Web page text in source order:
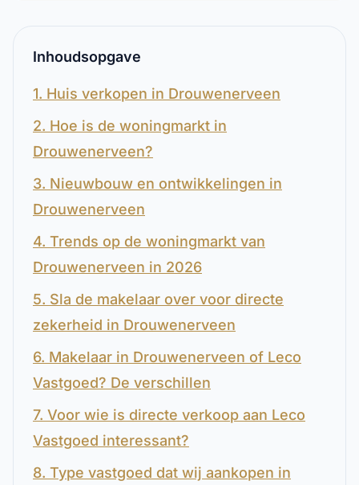
Inhoudsopgave
1. Huis verkopen in Drouwenerveen
2. Hoe is de woningmarkt in
Drouwenerveen?
3. Nieuwbouw en ontwikkelingen in
Drouwenerveen
4. Trends op de woningmarkt van
Drouwenerveen in 2026
5. Sla de makelaar over voor directe
zekerheid in Drouwenerveen
6. Makelaar in Drouwenerveen of Leco
Vastgoed? De verschillen
7. Voor wie is directe verkoop aan Leco
Vastgoed interessant?
8. Type vastgoed dat wij aankopen in